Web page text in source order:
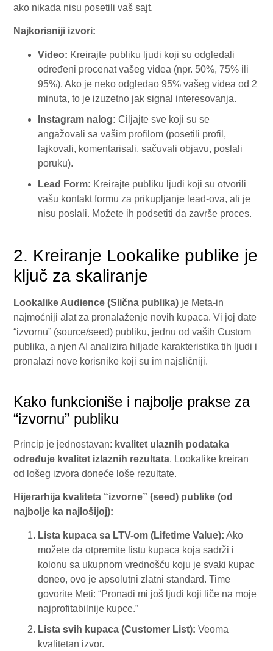
ako nikada nisu posetili vaš sajt.
Najkorisniji izvori:
Video: Kreirajte publiku ljudi koji su odgledali
određeni procenat vašeg videa (npr. 50%, 75% ili
95%). Ako je neko odgledao 95% vašeg videa od 2
minuta, to je izuzetno jak signal interesovanja.
Instagram nalog: Ciljajte sve koji su se
angažovali sa vašim profilom (posetili profil,
lajkovali, komentarisali, sačuvali objavu, poslali
poruku).
Lead Form: Kreirajte publiku ljudi koji su otvorili
vašu kontakt formu za prikupljanje lead-ova, ali je
nisu poslali. Možete ih podsetiti da završe proces.
2. Kreiranje Lookalike publike je
ključ za skaliranje
Lookalike Audience (Slična publika) je Meta-in
najmoćniji alat za pronalaženje novih kupaca. Vi joj date
“izvornu” (source/seed) publiku, jednu od vaših Custom
publika, a njen AI analizira hiljade karakteristika tih ljudi i
pronalazi nove korisnike koji su im najsličniji.
Kako funkcioniše i najbolje prakse za
“izvornu” publiku
Princip je jednostavan: kvalitet ulaznih podataka
određuje kvalitet izlaznih rezultata. Lookalike kreiran
od lošeg izvora doneće loše rezultate.
Hijerarhija kvaliteta “izvorne” (seed) publike (od
najbolje ka najlošijoj):
Lista kupaca sa LTV-om (Lifetime Value): Ako
možete da otpremite listu kupaca koja sadrži i
kolonu sa ukupnom vrednošću koju je svaki kupac
doneo, ovo je apsolutni zlatni standard. Time
govorite Meti: “Pronađi mi još ljudi koji liče na moje
najprofitabilnije kupce.”
Lista svih kupaca (Customer List): Veoma
kvalitetan izvor.